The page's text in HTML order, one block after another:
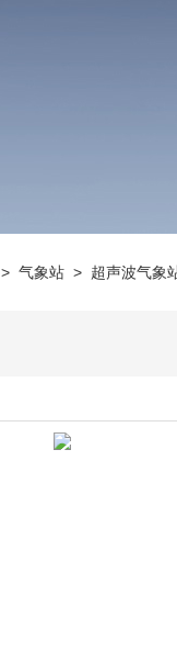
气象站> 超声波气象